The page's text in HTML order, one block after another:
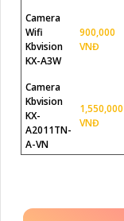
Camera
Wifi
Kbvision
KX-A3W
900,000
VNĐ
Camera
Kbvision
KX-
A2011TN-
A-VN
1,550,000
VNĐ